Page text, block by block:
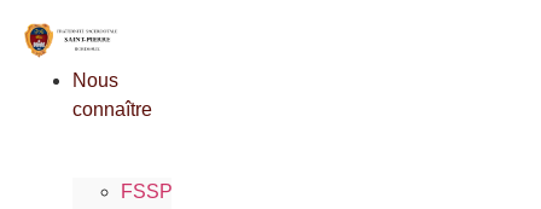
Nous
connaître
FSSP